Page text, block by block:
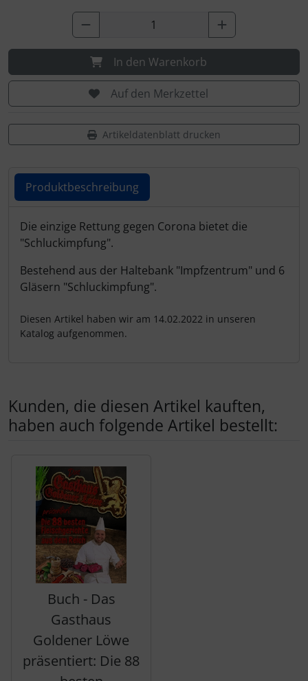
In den Warenkorb
Auf den Merkzettel
Artikeldatenblatt drucken
Produktbeschreibung
Produktbeschreibung
Die einzige Rettung gegen Corona bietet die
"Schluckimpfung".
Bestehend aus der Haltebank "Impfzentrum" und 6
Gläsern "Schluckimpfung".
Diesen Artikel haben wir am 14.02.2022 in unseren
Katalog aufgenommen.
Kunden, die diesen Artikel kauften,
haben auch folgende Artikel bestellt:
Buch - Das
Gasthaus
Goldener Löwe
präsentiert: Die 88